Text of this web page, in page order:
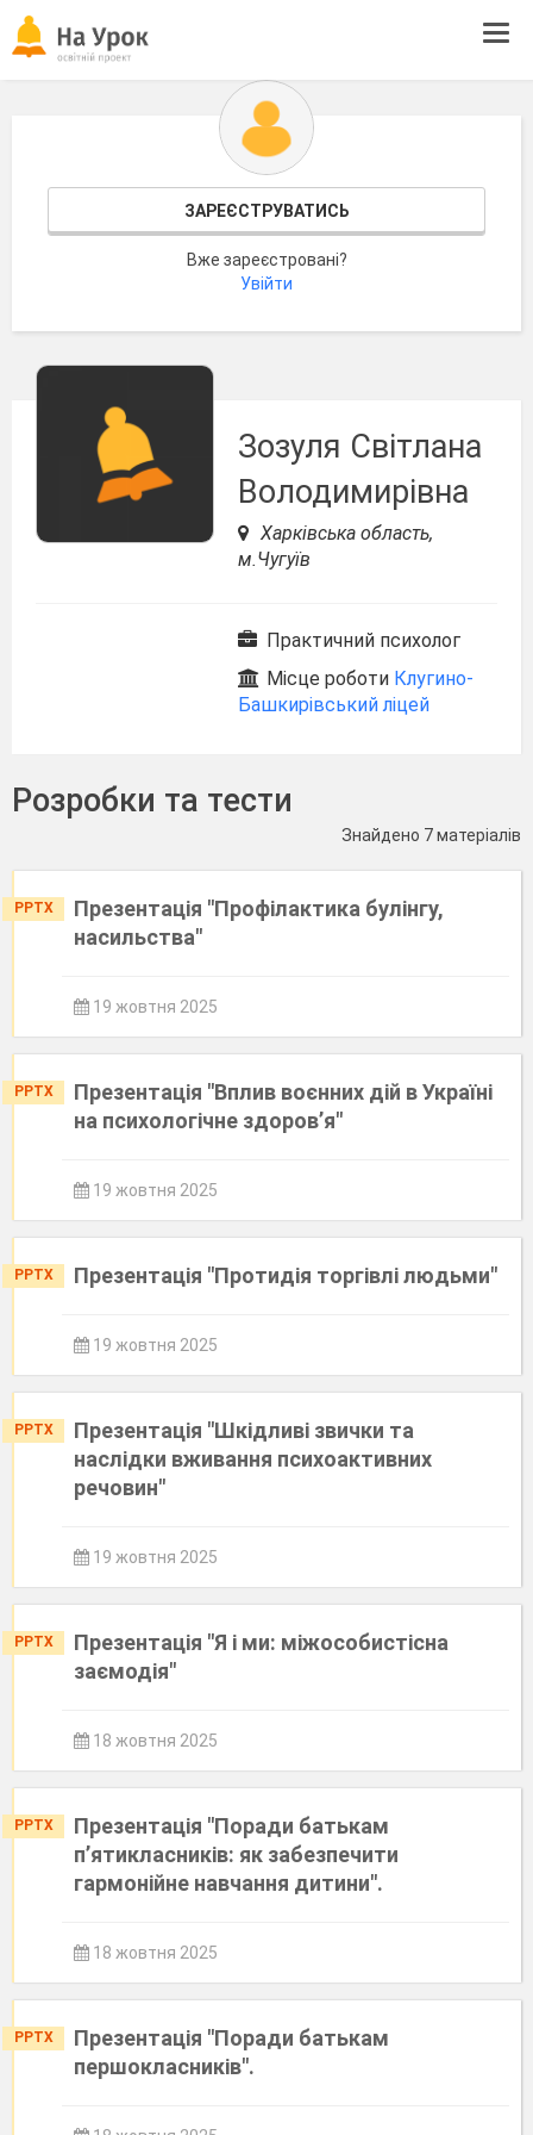
ЗАРЕЄСТРУВАТИСЬ
Вже зареєстровані?
Увійти
Зозуля Світлана
Володимирівна
Харківська область,
м.Чугуїв
Практичний психолог
Місце роботи Клугино-
Башкирівський ліцей
Розробки та тести
Знайдено 7 матеріалів
PPTX
Презентація "Профілактика булінгу,
насильства"
19 жовтня 2025
PPTX
Презентація "Вплив воєнних дій в Україні
на психологічне здоров’я"
19 жовтня 2025
PPTX Презентація "Протидія торгівлі людьми"
19 жовтня 2025
PPTX
Презентація "Шкідливі звички та
наслідки вживання психоактивних
речовин"
19 жовтня 2025
PPTX
Презентація "Я і ми: міжособистісна
заємодія"
18 жовтня 2025
PPTX
Презентація "Поради батькам
п’ятикласників: як забезпечити
гармонійне навчання дитини".
18 жовтня 2025
PPTX
Презентація "Поради батькам
першокласників".